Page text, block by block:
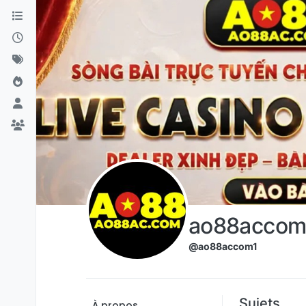
Aller directement au contenu
@ao88accom1